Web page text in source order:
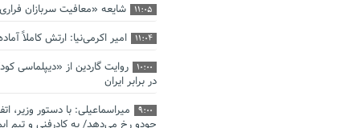
11:05 شایعه «معافیت سربازان
11:04 امیر اکرمی‌نیا: ارتش کاملاً
10:00
روایت گاردین از «دیپلماسی
در برابر ایران
9:00
میراسماعیلی: با دستور وزیر،